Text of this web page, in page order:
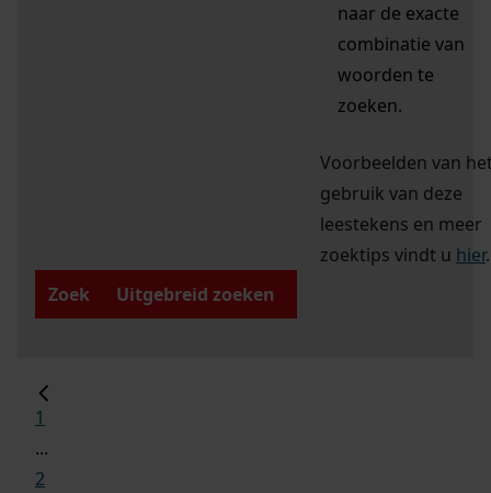
naar de exacte
combinatie van
woorden te
zoeken.
Voorbeelden van
gebruik van deze
leestekens en meer
zoektips vindt u hier.
Zoek
Uitgebreid zoeken
1
...
2